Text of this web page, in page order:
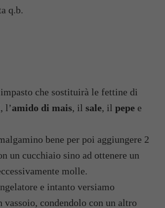
q.b.
che sostituirà le fettine di
, l’amido di mais, il sale, il pepe e
bene per poi aggiungere 2
un cucchiaio sino ad ottenere un
molle.
e intanto versiamo
vassoio, condendolo con un altro